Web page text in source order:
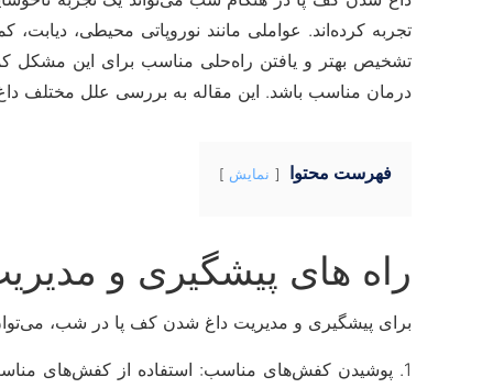
تجربه کرده‌اند. عواملی مانند نوروپاتی محیطی،
تشخیص بهتر و یافتن راه‌حلی مناسب برای این مشکل
درمان مناسب باشد. این مقاله به بررسی علل مختلف
فهرست محتوا نمایش
راه های پیشگیری و
برای پیشگیری و مدیریت داغ شدن کف پا در شب،
1. پوشیدن کفش‌های مناسب: استفاده از کفش‌های